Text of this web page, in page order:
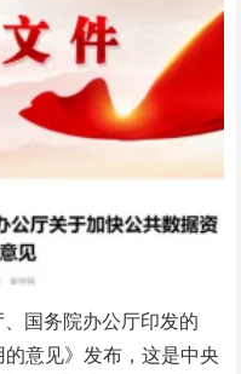
国务院办公厅印发的
的意见》发布，这是中央